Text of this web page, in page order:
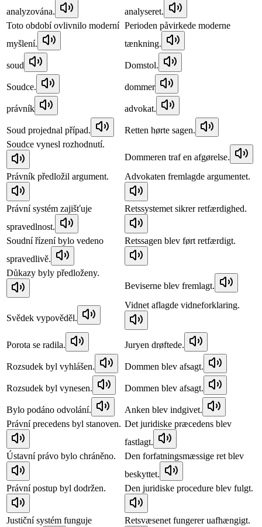
analyzována.
analyseret.
Toto období ovlivnilo moderní
myšlení.
Perioden påvirkede moderne
tænkning.
soud Domstol.
Soudce. dommer
právník advokat.
Soud projednal případ.
Retten hørte sagen.
Soudce vynesl rozhodnutí.
Dommeren traf en afgørelse.
Právník předložil argument.
Advokaten fremlagde argumentet.
Právní systém zajišťuje
spravedlnost.
Retssystemet sikrer retfærdighed.
Soudní řízení bylo vedeno
spravedlivě.
Retssagen blev ført retfærdigt.
Důkazy byly předloženy.
Beviserne blev fremlagt.
Svědek vypověděl.
Vidnet aflagde vidneforklaring.
Porota se radila. Juryen drøftede.
Rozsudek byl vyhlášen. Dommen blev afsagt.
Rozsudek byl vynesen. Dommen blev afsagt.
Bylo podáno odvolání.
Anken blev indgivet.
Právní precedens byl stanoven. Det juridiske præcedens blev
fastlagt.
Ústavní právo bylo chráněno.
Den forfatningsmæssige ret blev
beskyttet.
Právní postup byl dodržen.
Den juridiske procedure blev fulgt.
Justiční systém funguje
Retsvæsenet fungerer uafhængigt.